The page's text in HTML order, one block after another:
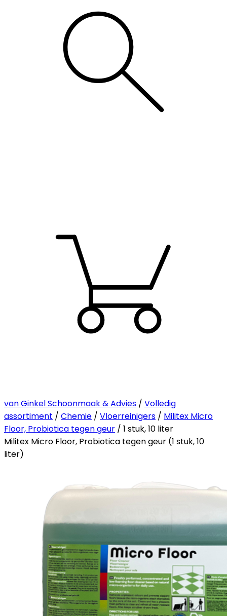
van Ginkel Schoonmaak & Advies / Volledig
assortiment / Chemie / Vloerreinigers / Militex Micro
Floor, Probiotica tegen geur / 1 stuk, 10 liter
Militex Micro Floor, Probiotica tegen geur (1 stuk, 10
liter)